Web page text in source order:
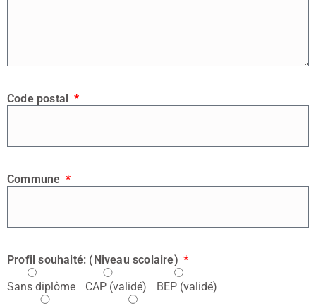
Code postal
Commune
Profil souhaité: (Niveau scolaire)
Sans diplôme
CAP (validé)
BEP (validé)